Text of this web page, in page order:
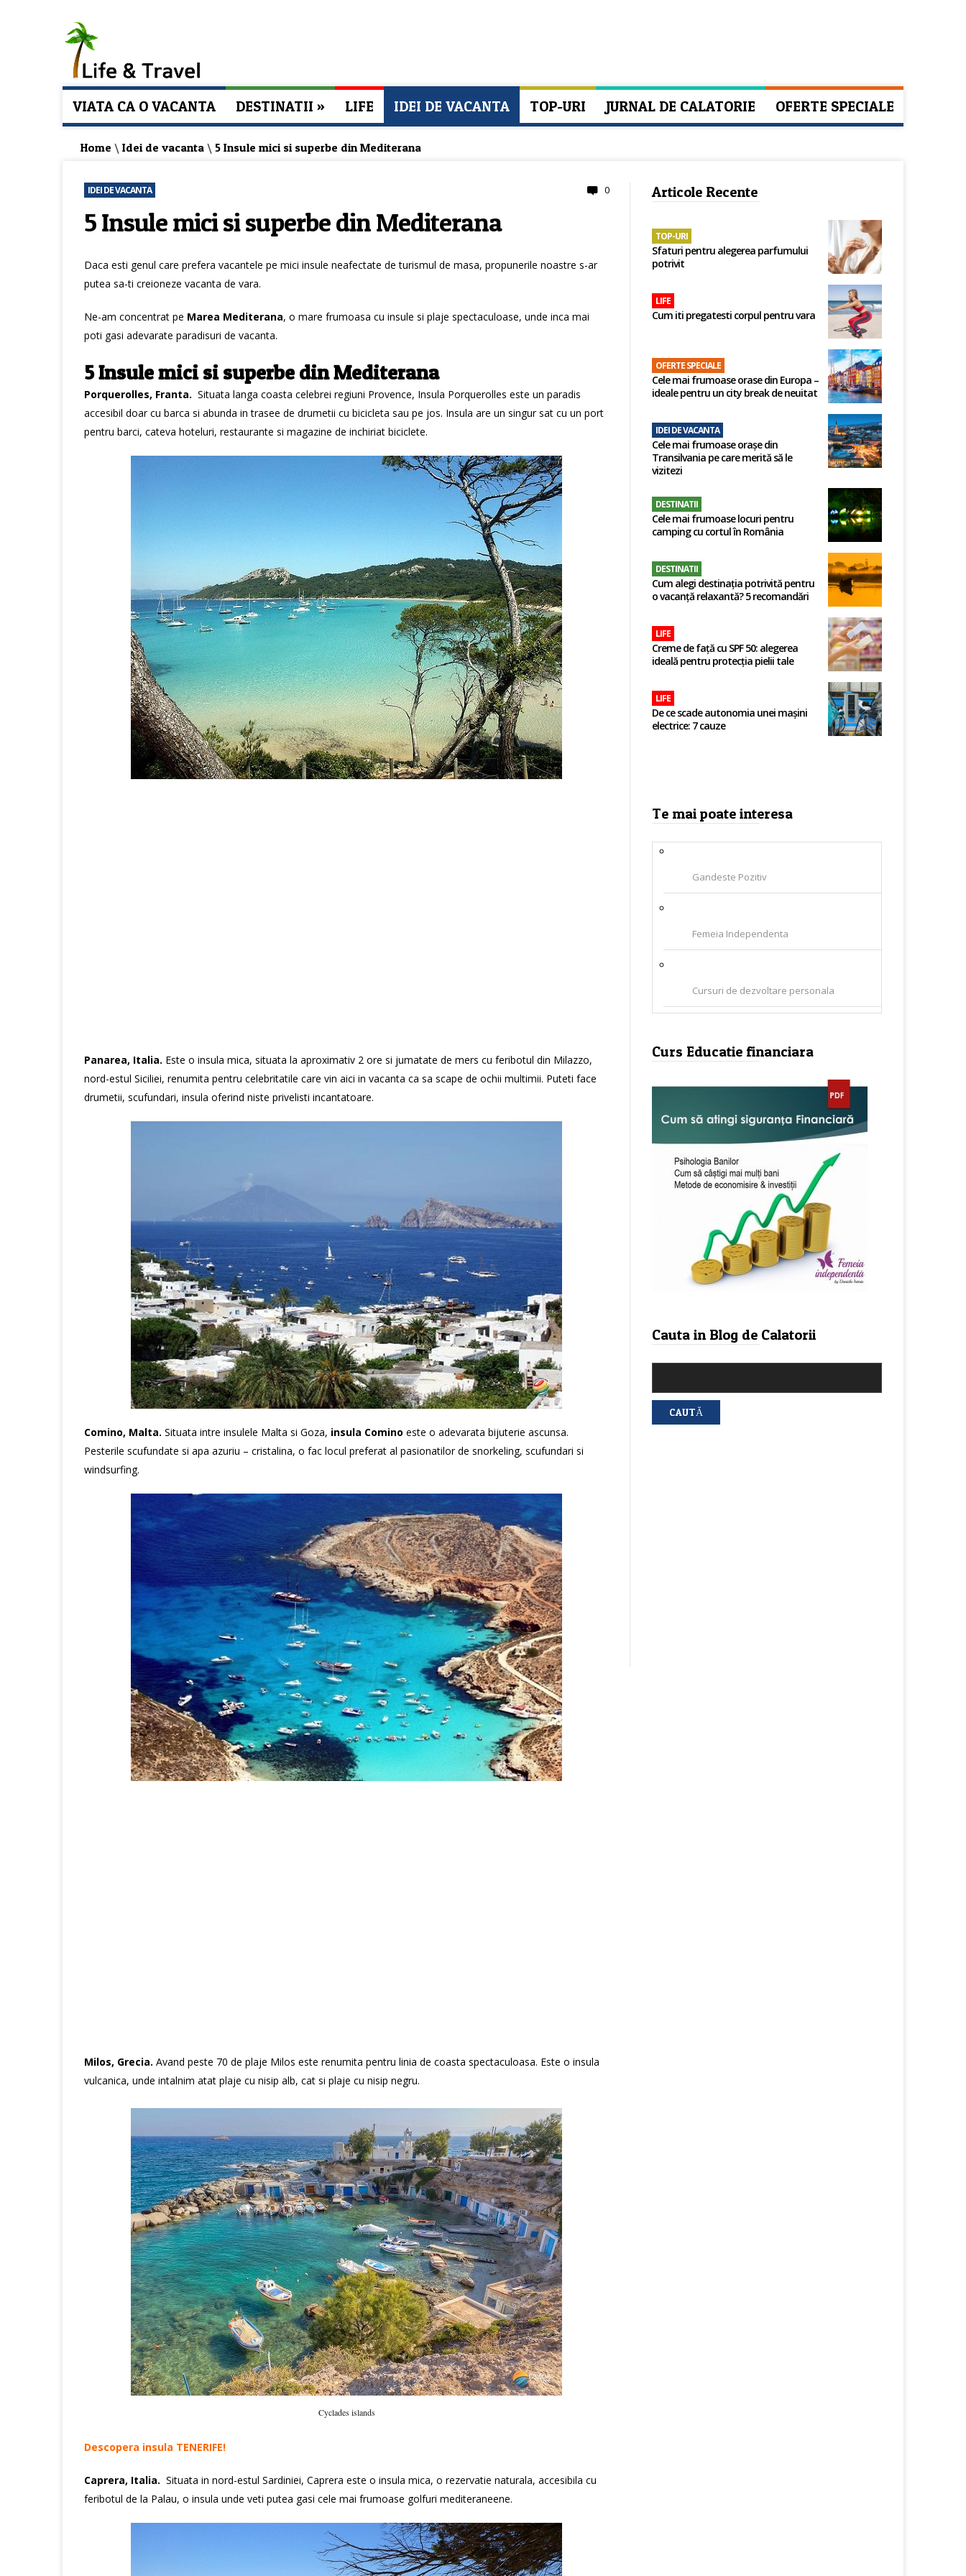
VIATA CA O VACANTA DESTINATII » LIFE IDEI DE VACANTA TOP-URI JURNAL DE CALATORIE OFERTE SPECIALE
Home \ Idei de vacanta \ 5 Insule mici si superbe din Mediterana
IDEI DE VACANTA 0
5 Insule mici si superbe din Mediterana
Daca esti genul care prefera vacantele pe mici insule neafectate de turismul de masa, propunerile noastre s-ar
putea sa-ti creioneze vacanta de vara.
Ne-am concentrat pe Marea Mediterana, o mare frumoasa cu insule si plaje spectaculoase, unde inca mai
poti gasi adevarate paradisuri de vacanta.
5 Insule mici si superbe din Mediterana
Porquerolles, Franta. Situata langa coasta celebrei regiuni Provence, Insula Porquerolles este un paradis
accesibil doar cu barca si abunda in trasee de drumetii cu bicicleta sau pe jos. Insula are un singur sat cu un port
pentru barci, cateva hoteluri, restaurante si magazine de inchiriat biciclete.
Panarea, Italia. Este o insula mica, situata la aproximativ 2 ore si jumatate de mers cu feribotul din Milazzo,
nord-estul Siciliei, renumita pentru celebritatile care vin aici in vacanta ca sa scape de ochii multimii. Puteti face
drumetii, scufundari, insula oferind niste privelisti incantatoare.
Comino, Malta. Situata intre insulele Malta si Goza, insula Comino este o adevarata bijuterie ascunsa.
Pesterile scufundate si apa azuriu – cristalina, o fac locul preferat al pasionatilor de snorkeling, scufundari si
windsurfing.
Milos, Grecia. Avand peste 70 de plaje Milos este renumita pentru linia de coasta spectaculoasa. Este o insula
vulcanica, unde intalnim atat plaje cu nisip alb, cat si plaje cu nisip negru.
Cyclades islands
Descopera insula TENERIFE!
Caprera, Italia. Situata in nord-estul Sardiniei, Caprera este o insula mica, o rezervatie naturala, accesibila cu
feribotul de la Palau, o insula unde veti putea gasi cele mai frumoase golfuri mediteraneene.
Articole Recente
TOP-URI
Sfaturi pentru alegerea parfumului
potrivit
LIFE
Cum iti pregatesti corpul pentru vara
OFERTE SPECIALE
Cele mai frumoase orase din Europa –
ideale pentru un city break de neuitat
IDEI DE VACANTA
Cele mai frumoase orașe din
Transilvania pe care merită să le
vizitezi
DESTINATII
Cele mai frumoase locuri pentru
camping cu cortul în România
DESTINATII
Cum alegi destinația potrivită pentru
o vacanță relaxantă? 5 recomandări
LIFE
Creme de față cu SPF 50: alegerea
ideală pentru protecția pielii tale
LIFE
De ce scade autonomia unei mașini
electrice: 7 cauze
Te mai poate interesa
Gandeste Pozitiv
Femeia Independenta
Cursuri de dezvoltare personala
Curs Educatie financiara
Cauta in Blog de Calatorii